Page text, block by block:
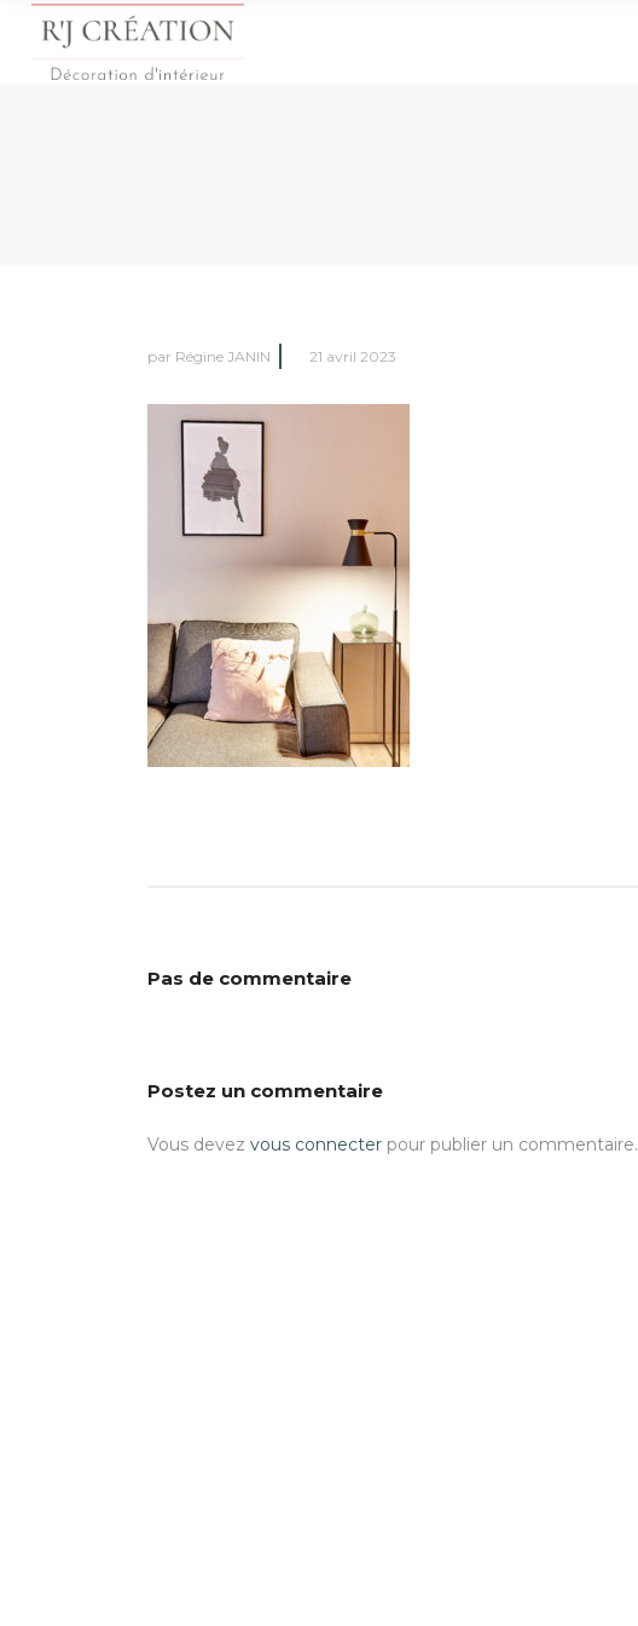
par Régine JANIN 21 avril 2023
Pas de commentaire
Postez un commentaire
Vous devez vous connecter pour publier un commentaire.